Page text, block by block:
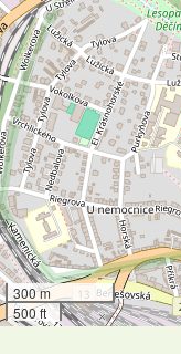
300 m
500 ft